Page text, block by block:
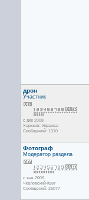
дрон
Участник
с дек 2008
Харьков. Украина
Сообщений: 1010
Фотограф
Модератор раздела
с янв 2006
Чкаловский-Круг
Сообщений: 25077